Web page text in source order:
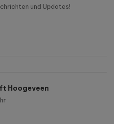
und Updates!
Hoogeveen